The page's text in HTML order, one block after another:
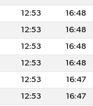
12:53 16:48
12:53 16:48
12:53 16:48
12:53 16:48
12:53 16:47
12:53 16:47